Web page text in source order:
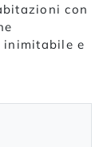
con
inimitabile e